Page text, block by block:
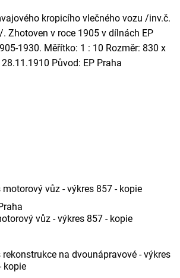
kropicího vlečného vozu /inv.č.
Zhotoven v roce 1905 v dílnách EP
1930. Měřítko: 1 : 10 Rozměr: 830 x
Původ: EP Praha
vůz - výkres 857 - kopie